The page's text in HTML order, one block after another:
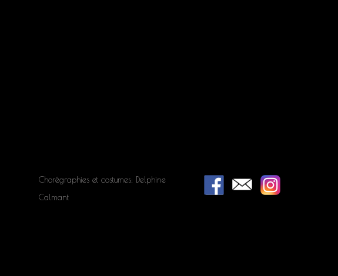
Chorégraphies et costumes: Delphine
Calmant